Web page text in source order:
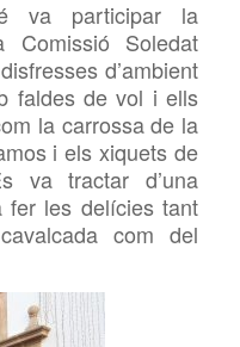
va participar la
Comissió Soledat
d’ambient
faldes de vol i ells
la carrossa de la
i els xiquets de
va tractar d’una
fer les delícies tant
com del